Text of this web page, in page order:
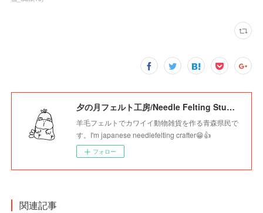
夕の月フェルト工房/Needle Felting Studio Younotsuki
羊毛フェルトでカワイイ動物雑貨を作る青森県民で
す。I'm japanese needlefelting crafter😁👍
フォロー
関連記事